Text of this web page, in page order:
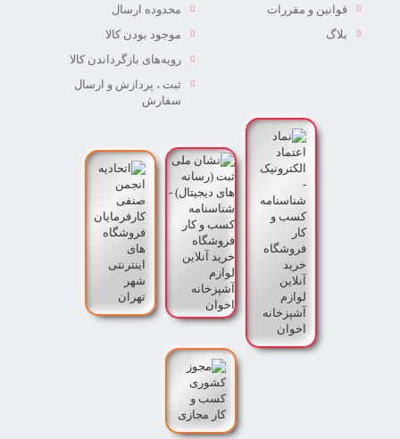
محدوده ارسال
موجود بودن کالا
رویه‌های بازگرداندن کالا
ثبت ، پردازش و ارسال
سفارش
قوانین و مقررات
بلاگ